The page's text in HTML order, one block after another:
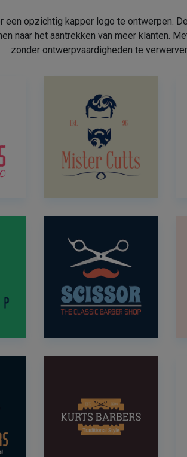
een opzichtig kapper logo te ontwerpen.
naar het aantrekken van meer klanten.
zonder ontwerpvaardigheden te